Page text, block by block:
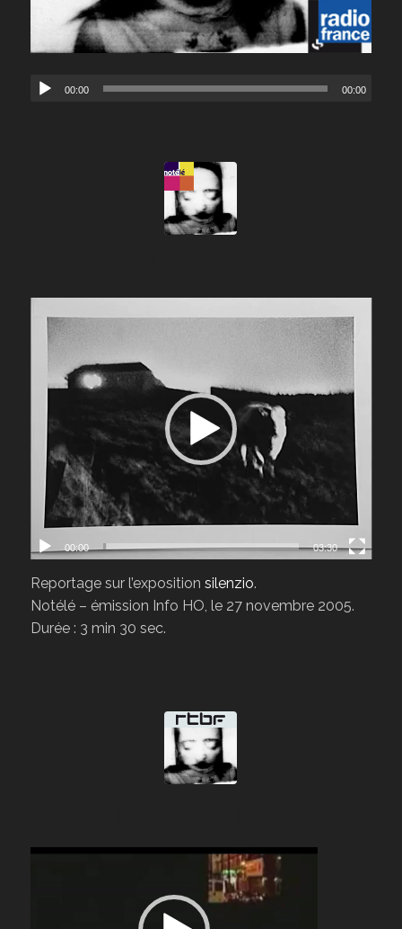
00:00 00:00
00:00 03:30
Reportage sur l’exposition silenzio.
Notélé – émission Info HO, le 27 novembre 2005.
Durée : 3 min 30 sec.